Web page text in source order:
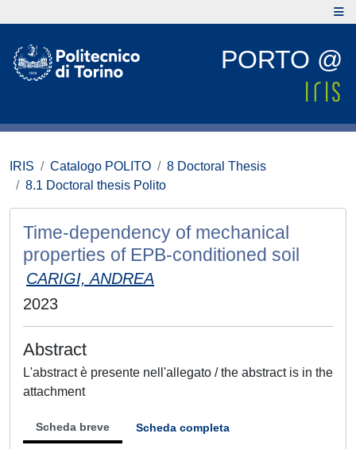
PORTO @
IRIS Catalogo POLITO
8 Doctoral Thesis
8.1 Doctoral thesis Polito
Time-dependency of mechanical
properties of EPB-conditioned soil
CARIGI, ANDREA
2023
Abstract
L'abstract è presente nell'allegato / the abstract is in the
attachment
Scheda breve Scheda completa